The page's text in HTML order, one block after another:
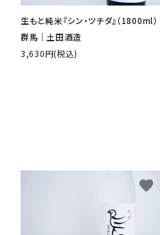
生もと純米『シン・ツチダ』（1800ml）
群馬│土田酒造
3,630円(税込)
favorite